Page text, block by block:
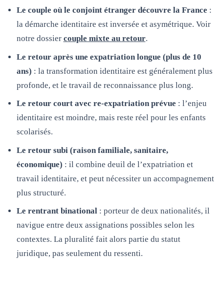
Le couple où le conjoint étranger découvre la France :
la démarche identitaire est inversée et asymétrique. Voir
notre dossier couple mixte au retour.
Le retour après une expatriation longue (plus de 10
ans) : la transformation identitaire est généralement plus
profonde, et le travail de reconnaissance plus long.
Le retour court avec re-expatriation prévue : l’enjeu
identitaire est moindre, mais reste réel pour les enfants
scolarisés.
Le retour subi (raison familiale, sanitaire,
économique) : il combine deuil de l’expatriation et
travail identitaire, et peut nécessiter un accompagnement
plus structuré.
Le rentrant binational: porteur de deux nationalités, il
navigue entre deux assignations possibles selon les
contextes. La pluralité fait alors partie du statut
juridique, pas seulement du ressenti.